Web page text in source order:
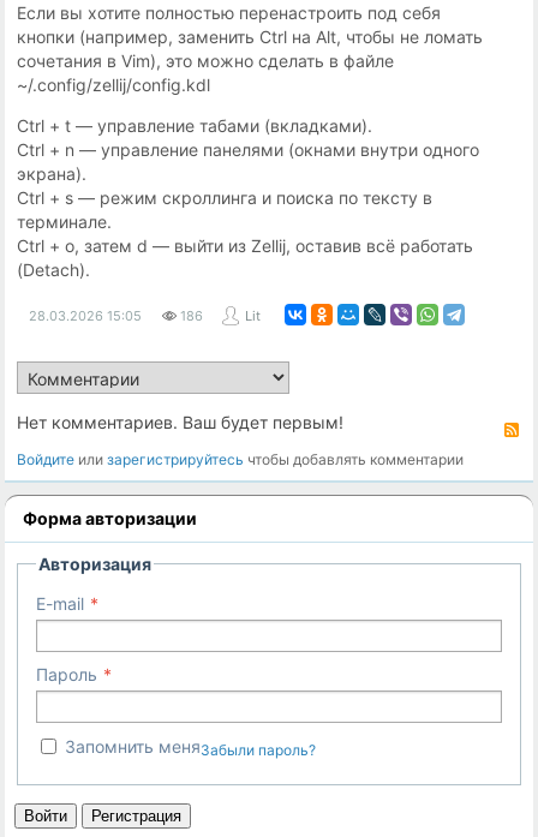
Если вы хотите полностью перенастроить под себя
кнопки (например, заменить Ctrl на Alt, чтобы не ломать
сочетания в Vim), это можно сделать в файле
~/.config/zellij/config.kdl
Ctrl + t — управление табами (вкладками).
Ctrl + n — управление панелями (окнами внутри одного
экрана).
Ctrl + s — режим скроллинга и поиска по тексту в
терминале.
Ctrl + o, затем d — выйти из Zellij, оставив всё работать
(Detach).
28.03.2026 15:05 186 Lit
Нет комментариев. Ваш будет первым!
Войдите илизарегистрируйтесь чтобы добавлять комментарии
Форма авторизации
Авторизация
E-mail
Пароль
Запомнить меняЗабыли пароль?
Войти Регистрация